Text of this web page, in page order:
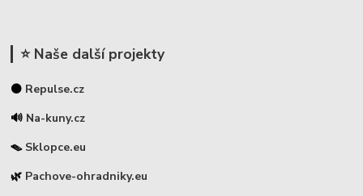
⭐ Naše další projekty
⚫ Repulse.cz
🔊 Na-kuny.cz
🪤 Sklopce.eu
🌿 Pachove-ohradniky.eu